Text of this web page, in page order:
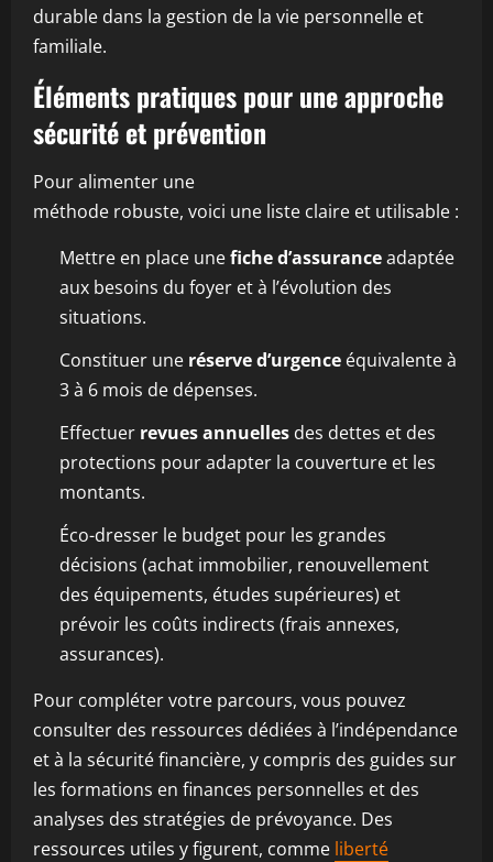
durable dans la gestion de la vie personnelle et
familiale.
Éléments pratiques pour une approche
sécurité et prévention
Pour alimenter une
méthode robuste, voici une liste claire et utilisable :
Mettre en place unefiche d’assuranceadaptée
aux besoins du foyer et à l’évolution des
situations.
Constituer une réserve d’urgence équivalente à
3 à 6 mois de dépenses.
Effectuer revues annuelles des dettes et des
protections pour adapter la couverture et les
montants.
Éco-dresser le budget pour les grandes
décisions (achat immobilier, renouvellement
des équipements, études supérieures) et
prévoir les coûts indirects (frais annexes,
assurances).
Pour compléter votre parcours, vous pouvez
consulter des ressources dédiées à l’indépendance
et à la sécurité financière, y compris des guides sur
les formations en finances personnelles et des
analyses des stratégies de prévoyance. Des
ressources utiles y figurent, comme liberté